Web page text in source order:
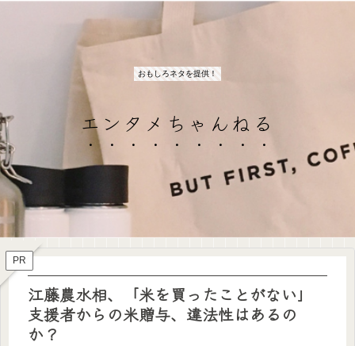
おもしろネタを提供！
エンタメちゃんねる
PR
江藤農水相、「米を買ったことがない」
支援者からの米贈与、違法性はあるの
か？